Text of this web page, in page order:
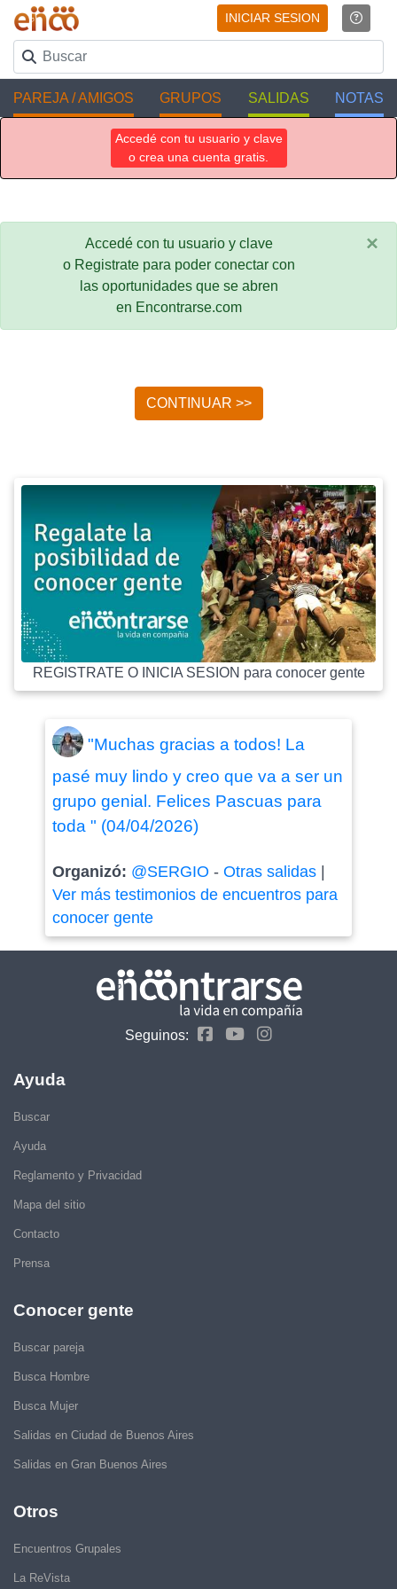
INICIAR SESION
PAREJA / AMIGOS GRUPOS SALIDAS NOTAS
Accedé con tu usuario y clave
o crea una cuenta gratis.
Accedé con tu usuario y clave
o Registrate para poder conectar con
las oportunidades que se abren
en Encontrarse.com
×
CONTINUAR >>
REGISTRATE O INICIA SESION para conocer gente
"Muchas gracias a todos! La
pasé muy lindo y creo que va a ser un
grupo genial. Felices Pascuas para
toda " (04/04/2026)
Organizó: @SERGIO - Otras salidas|
Ver más testimonios de encuentros para
conocer gente
Seguinos:
Ayuda
Buscar
Ayuda
Reglamento y Privacidad
Mapa del sitio
Contacto
Prensa
Conocer gente
Buscar pareja
Busca Hombre
Busca Mujer
Salidas en Ciudad de Buenos Aires
Salidas en Gran Buenos Aires
Otros
Encuentros Grupales
La ReVista